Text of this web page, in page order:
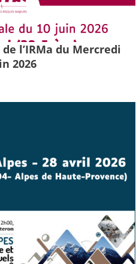
l’IRMa du Mercredi
2026